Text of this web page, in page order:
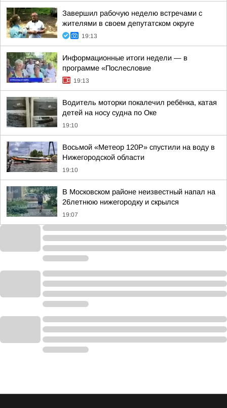
Завершил рабочую неделю встречами с
жителями в своем депутатском округе
19:13
Информационные итоги недели — в
программе «Послесловие
19:13
Водитель моторки покалечил ребёнка, катая
детей на носу судна по Оке
19:10
Восьмой «Метеор 120Р» спустили на воду в
Нижегородской области
19:10
В Московском районе неизвестный напал на
26летнюю нижегородку и скрылся
19:07